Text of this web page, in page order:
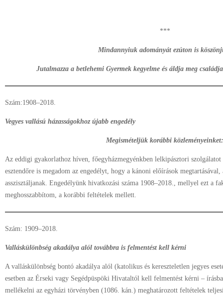
***
Mindannyiuk adományát ezúton is
Jutalmazza a betlehemi Gyermek kegyelme és áldja meg
Szám:1908–2018.
Vegyes vallású házasságokhoz újabb engedély
Megismételjük korábbi
Az eddigi gyakorlathoz híven, főegyházmegyénkben lelkipásztori szolgálatot
esztendőre is megadom az engedélyt, hogy a kánoni előírások megtartásával,
asszisztáljanak. Engedélyünk hivatkozási száma 1908–2018., mellyel ezt a
meghosszabbítom, a korábbi feltételek mellett.
Szám: 1909–2018.
Valláskülönbség akadálya alól továbbra is felmentést kell kérni
A valláskülönbség bontó akadálya alól (katolikus és kereszteletlen jegyes
esetben az Érseki vagy Segédpüspöki Hivataltól kell felmentést kérni –
mellékelni az egyházi törvényben (1086. kán.) meghatározott feltételek